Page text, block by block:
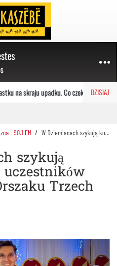
DZISIAJ
na skraju upadku. Co czeka placówkę?
- 90.1 FM W Dziemianach szykują korony na dla uczestników wtorkowego Orszaku Trzech Króli
szykują
Trzech